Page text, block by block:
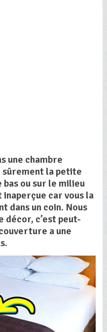
une chambre
sûrement la petite
ou sur le milieu
car vous la
dans un coin. Nous
décor, c’est peut-
a une